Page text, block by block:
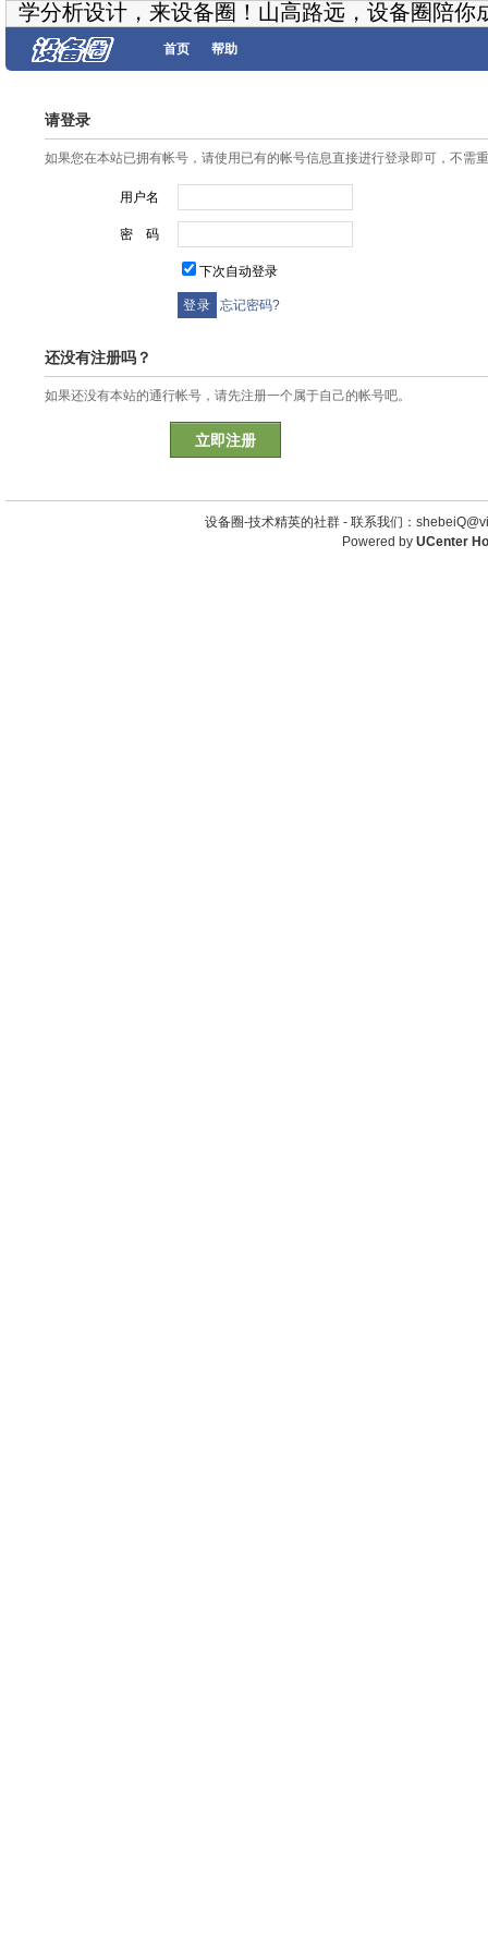
学分析设计，来设备圈！山高路远，设备圈陪你
首页 帮助
请登录
如果您在本站已拥有帐号，请使用已有的帐号信息直接进行登录即可，不需
用户名
密 码
下次自动登录
忘记密码?
还没有注册吗？
如果还没有本站的通行帐号，请先注册一个属于自己的帐号吧。
立即注册
设备圈-技术精英的社群 - 联系我们：
Powered by UCenter